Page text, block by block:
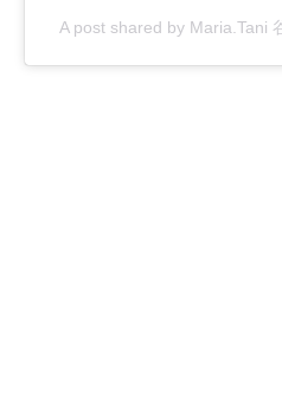
A post shared by Maria.Tani